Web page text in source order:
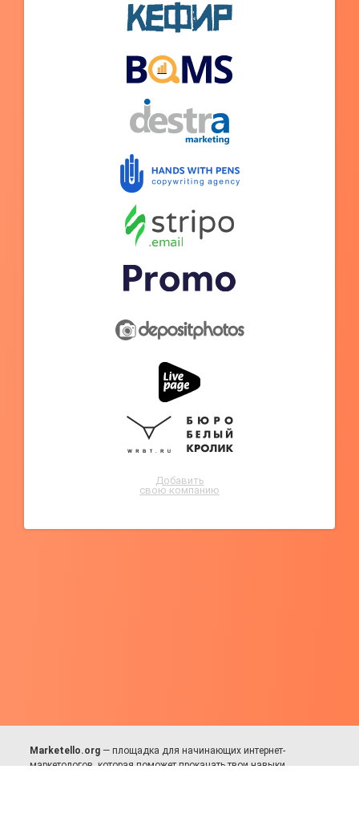
Добавить
свою компанию
Marketello.org — площадка для начинающих интернет-
маркетологов, которая поможет прокачать твои навыки.